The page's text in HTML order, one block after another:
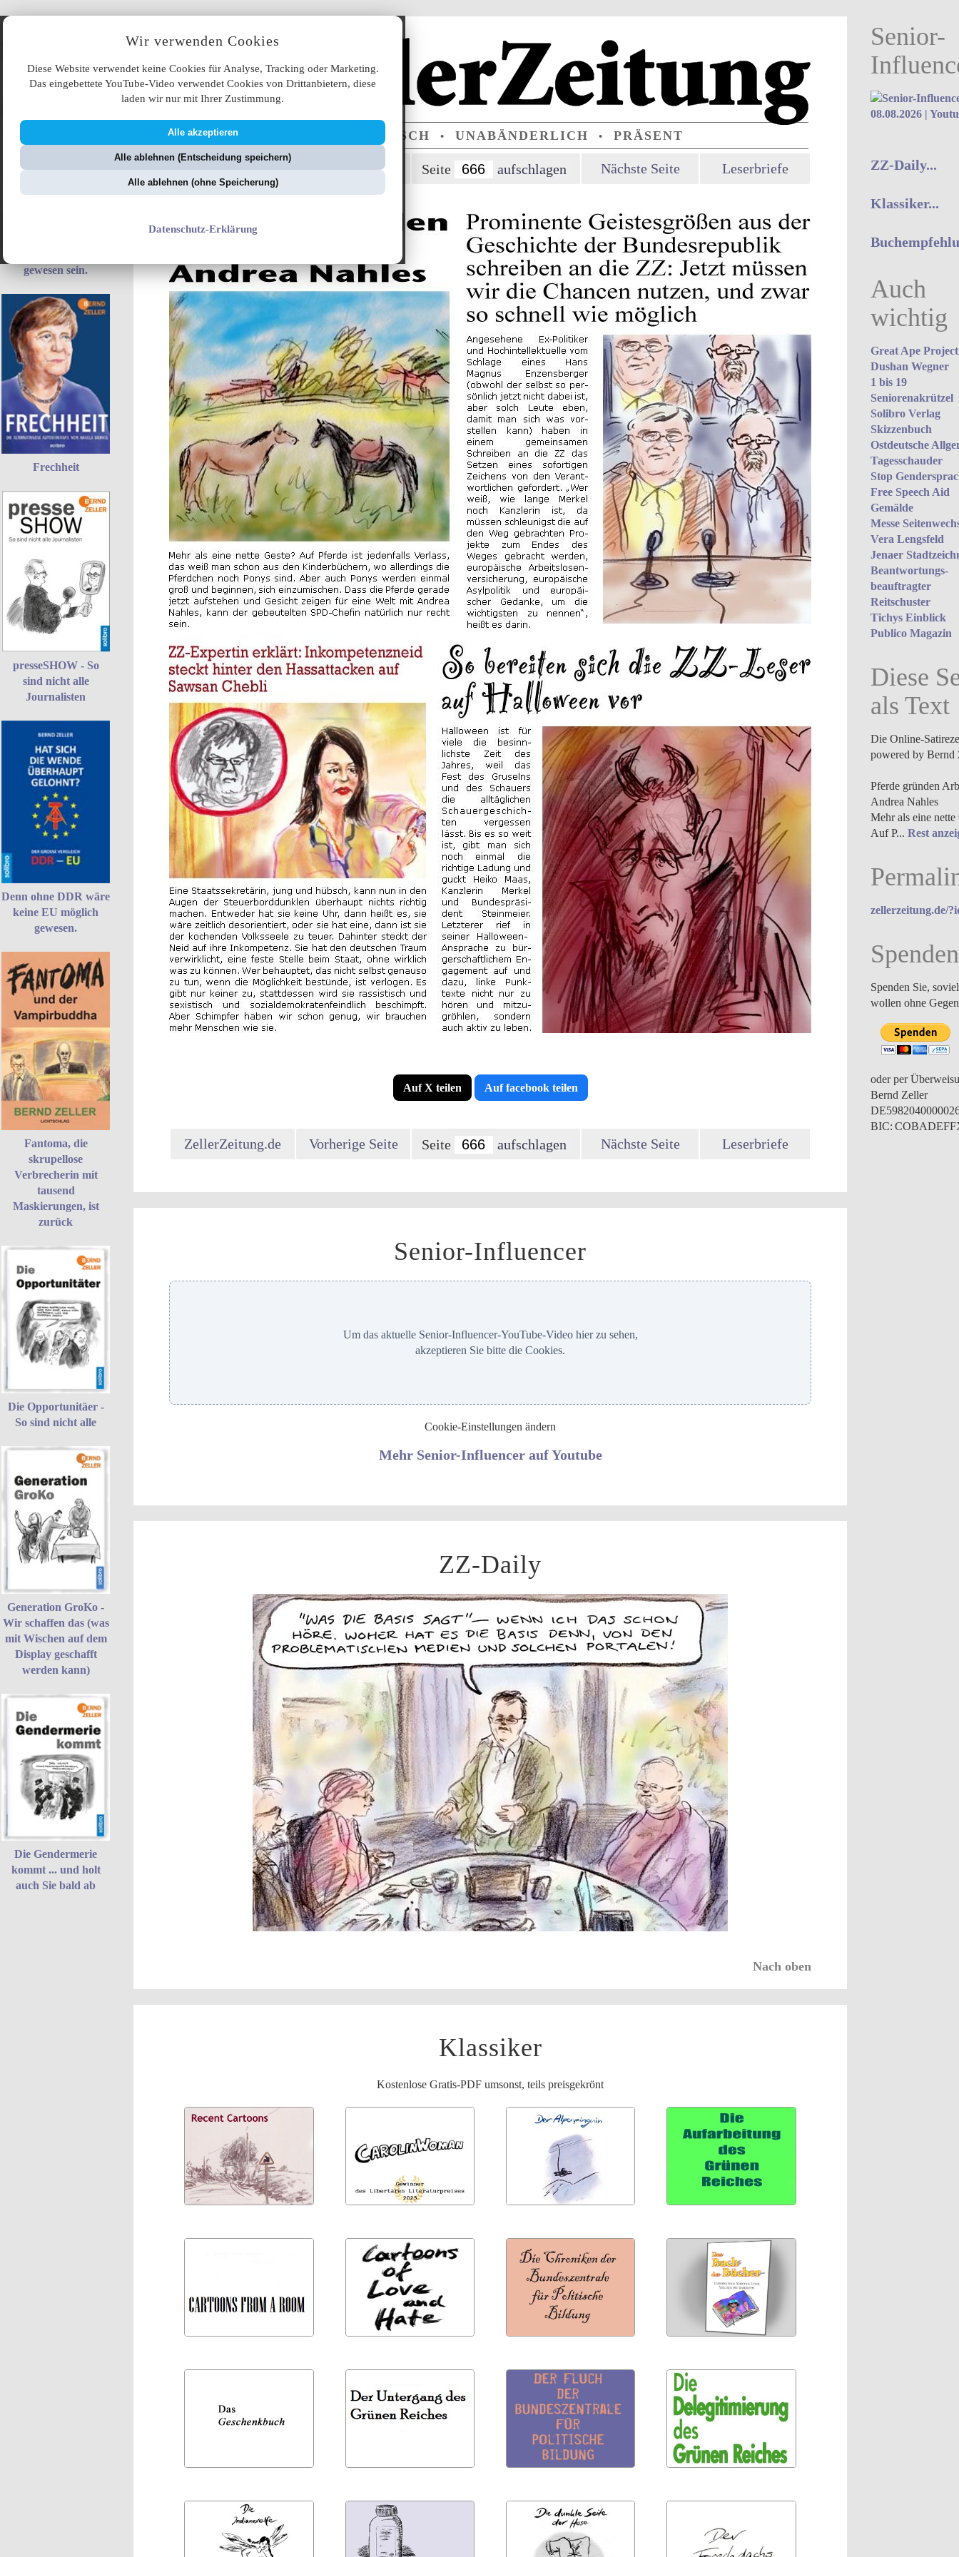
Wir verwenden Cookies
Diese Website verwendet keine Cookies für Analyse, Tracking oder Marketing.
Das eingebettete YouTube-Video verwendet Cookies von Drittanbietern, diese
laden wir nur mit Ihrer Zustimmung.
Alle akzeptieren
Alle ablehnen (Entscheidung speichern)
Alle ablehnen (ohne Speicherung)
Datenschutz-Erklärung
Angebote
gewesen sein.
Frechheit
presseSHOW - So
sind nicht alle
Journalisten
Denn ohne DDR wäre
keine EU möglich
gewesen.
Fantoma, die
skrupellose
Verbrecherin mit
tausend
Maskierungen, ist
zurück
Die Opportunitäer -
So sind nicht alle
Generation GroKo -
Wir schaffen das (was
mit Wischen auf dem
Display geschafft
werden kann)
Die Gendermerie
kommt ... und holt
auch Sie bald ab
ÜBERPARTEIISCH • UNABÄNDERLICH • PRÄSENT
Vorherige Seite Seite Nächste Seite Leserbriefe
Auf X teilen Auf facebook teilen
ZellerZeitung.de Vorherige Seite Seite Nächste Seite Leserbriefe
Senior-Influencer
Um das aktuelle Senior-Influencer-YouTube-Video hier zu sehen,
akzeptieren Sie bitte die Cookies.
Cookie-Einstellungen ändern
Mehr Senior-Influencer auf Youtube
ZZ-Daily
Nach oben
Klassiker
Kostenlose Gratis-PDF umsonst, teils preisgekrönt
Senior-
08.08.2026 |
ZZ-Daily...
Klassiker...
Auch
wichtig
Great Ape Project
Dushan Wegner
1 bis 19
Seniorenakrützel
Solibro Verlag
Skizzenbuch
Ostdeutsche
Tagesschauder
Stop
Free Speech Aid
Gemälde
Messe
Vera Lengsfeld
Jenaer
Beantwortungs­
beauftragter
Reitschuster
Tichys Einblick
Publico Magazin
Diese
als Text
Die Online-
powered by Bernd
Pferde gründen
Andrea Nahles
Mehr als eine nette
Auf P... Rest
zellerzeitung.de/
Spenden
Spenden Sie,
wollen ohne
oder per
Bernd Zeller
BIC: